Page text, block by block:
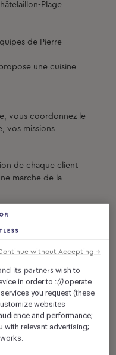
Plage
de Pierre
une cuisine
vous coordonnez le
vos missions
de chaque client
marche de la
la qualité alimentaire
de sa
disposez déjà d’une
sur un poste
its partners wish to
in order to :(i)operate
you request (these
websites
and performance;
relevant advertising;
without Accepting →